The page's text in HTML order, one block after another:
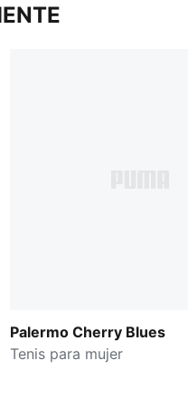
Palermo Cherry Blues
Tenis para mujer